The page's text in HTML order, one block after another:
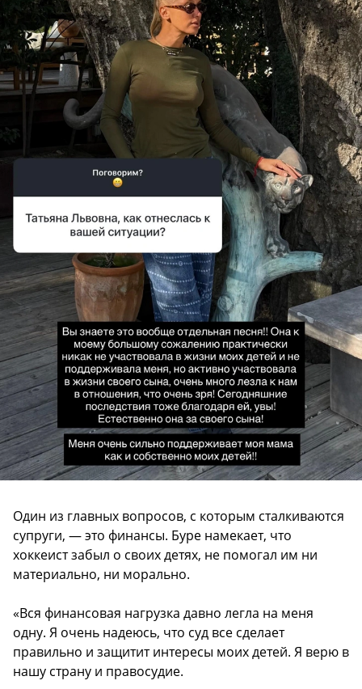
Один из главных вопросов, с которым сталкиваются
супруги, — это финансы. Буре намекает, что
хоккеист забыл о своих детях, не помогал им ни
материально, ни морально.
«Вся финансовая нагрузка давно легла на меня
одну. Я очень надеюсь, что суд все сделает
правильно и защитит интересы моих детей. Я верю в
нашу страну и правосудие.